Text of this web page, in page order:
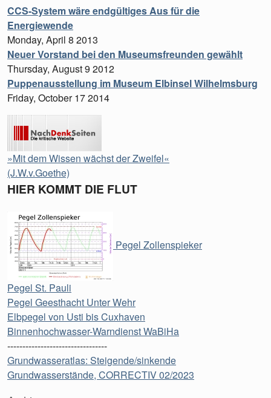
CCS-System wäre endgültiges Aus für die
Energiewende
Monday, April 8 2013
Neuer Vorstand bei den Museumsfreunden gewählt
Thursday, August 9 2012
Puppenausstellung im Museum Elbinsel Wilhelmsburg
Friday, October 17 2014
»Mit dem Wissen wächst der Zweifel«
(J.W.v.Goethe)
HIER KOMMT DIE FLUT
Pegel Zollenspieker
Pegel St. Pauli
Pegel Geesthacht Unter Wehr
Elbpegel von Usti bis Cuxhaven
Binnenhochwasser-Warndienst WaBiHa
---------------------------------
Grundwasseratlas: Steigende/sinkende
Grundwasserstände, CORRECTIV 02/2023